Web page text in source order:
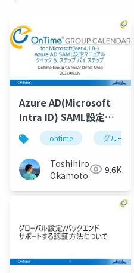
Azure AD(Microsoft
Intra ID) SAML設定マ
ニュアルontime グループ
Toshihiro
Okamoto
9.6K